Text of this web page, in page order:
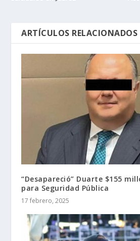
ARTÍCULOS RELACIONADOS
“Desapareció” Duarte $155
para Seguridad Pública
17 febrero, 2025